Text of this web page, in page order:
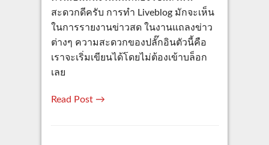
สะดวกดีครับ การทำ Liveblog มักจะเห็น
ในการรายงานข่าวสด ในงานแถลงข่าว
ต่างๆ ความสะดวกของปลั๊กอินตัวนี้คือ
เราจะเริ่มเขียนได้โดยไม่ต้องเข้าบล็อก
เลย
Read Post →